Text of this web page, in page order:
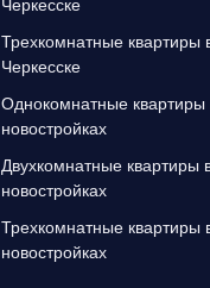
Черкесске
Трехкомнатные квартиры
Черкесске
Однокомнатные квартиры
новостройках
Двухкомнатные квартиры
новостройках
Трехкомнатные квартиры
новостройках